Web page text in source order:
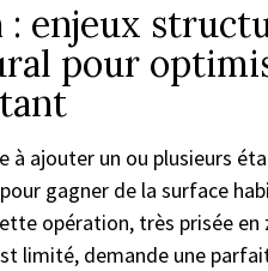
: enjeux
pour
à ajouter un ou plusieurs
gagner de la surface
opération, très prisée en
limité, demande une